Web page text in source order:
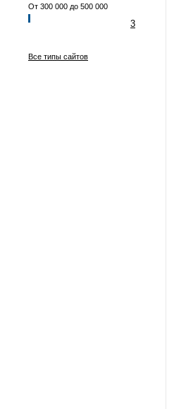
От 300 000 до 500 000
3
Все типы сайтов